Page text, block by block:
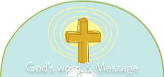
God's word & Message